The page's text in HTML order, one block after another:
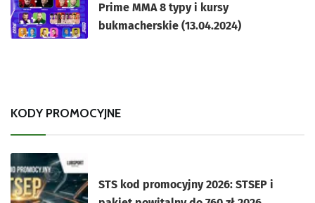
Prime MMA 8 typy i kursy
bukmacherskie (13.04.2024)
KODY PROMOCYJNE
STS kod promocyjny 2026: STSEP i